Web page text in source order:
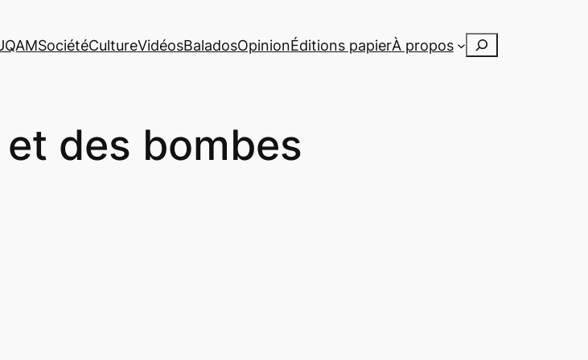
SociétéCultureVidéosBaladosOpinionÉditions papierÀ propos Rechercher
des bombes